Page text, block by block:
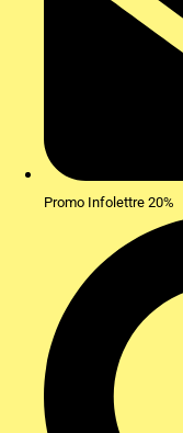
Promo Infolettre 20%